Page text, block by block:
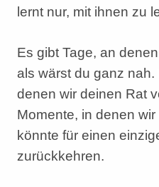
lernt nur, mit ihnen zu
Es gibt Tage, an
als wärst du ganz
denen wir deinen Rat
Momente, in denen
könnte für einen
zurückkehren.